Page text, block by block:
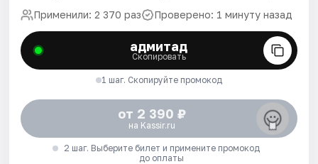
Применили: 2 370 раз Проверено: 1 минуту назад
адмитад
Скопировать
1 шаг. Скопируйте промокод
от 2 390 ₽
на Kassir.ru
2 шаг. Выберите билет и примените промокод
до оплаты